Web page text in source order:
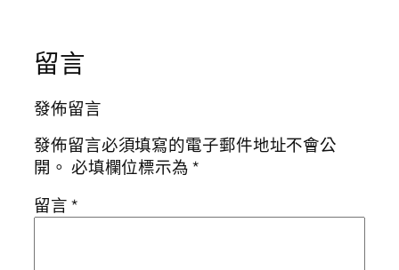
留言
發佈留言
發佈留言必須填寫的電子郵件地址不會公
開。 必填欄位標示為*
留言*